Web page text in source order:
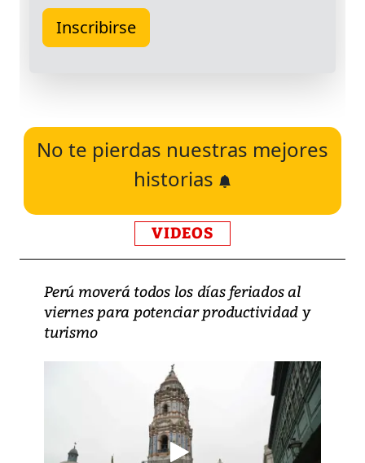
No te pierdas nuestras mejores
historias
VIDEOS
Perú moverá todos los días feriados al
viernes para potenciar productividad y
turismo